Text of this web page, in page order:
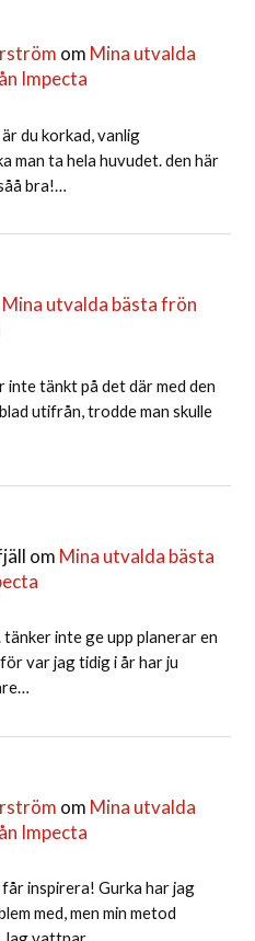
om Mina utvalda
Impecta
du korkad, vanlig
man ta hela huvudet. den här
bra!…
Mina utvalda bästa frön
inte tänkt på det där med den
utifrån, trodde man skulle
om Mina utvalda bästa
inte ge upp planerar en
var jag tidig i år har ju
om Mina utvalda
Impecta
inspirera! Gurka har jag
med, men min metod